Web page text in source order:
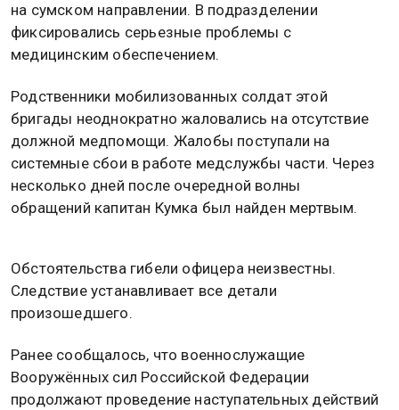
на сумском направлении. В подразделении
фиксировались серьезные проблемы с
медицинским обеспечением.
Родственники мобилизованных солдат этой
бригады неоднократно жаловались на отсутствие
должной медпомощи. Жалобы поступали на
системные сбои в работе медслужбы части. Через
несколько дней после очередной волны
обращений капитан Кумка был найден мертвым.
Обстоятельства гибели офицера неизвестны.
Следствие устанавливает все детали
произошедшего.
Ранее сообщалось, что военнослужащие
Вооружённых сил Российской Федерации
продолжают проведение наступательных действий